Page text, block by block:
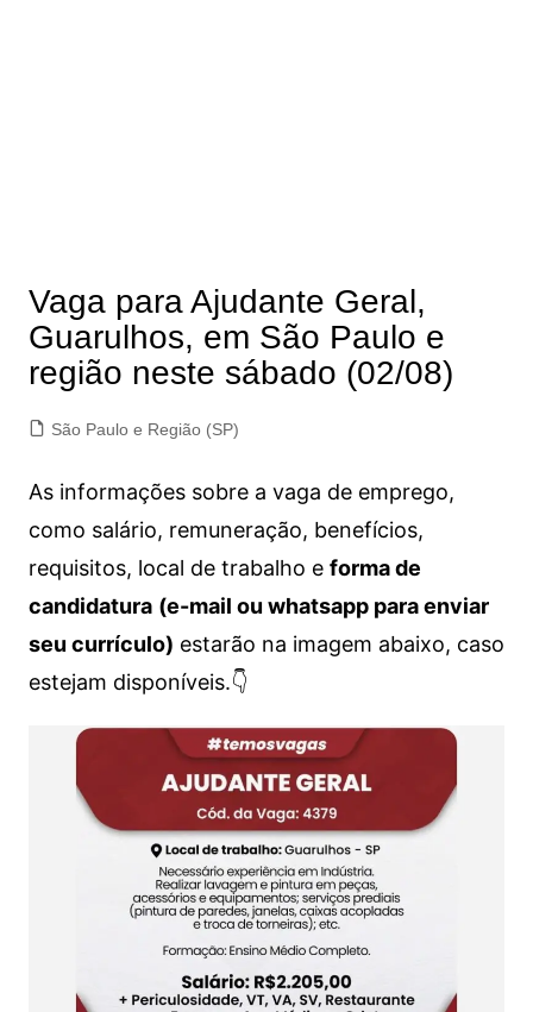
Vaga para Ajudante Geral,
Guarulhos, em São Paulo e
região neste sábado (02/08)
São Paulo e Região (SP)
As informações sobre a vaga de emprego,
como salário, remuneração, benefícios,
requisitos, local de trabalho e forma de
candidatura (e-mail ou whatsapp para enviar
seu currículo) estarão na imagem abaixo, caso
estejam disponíveis.👇